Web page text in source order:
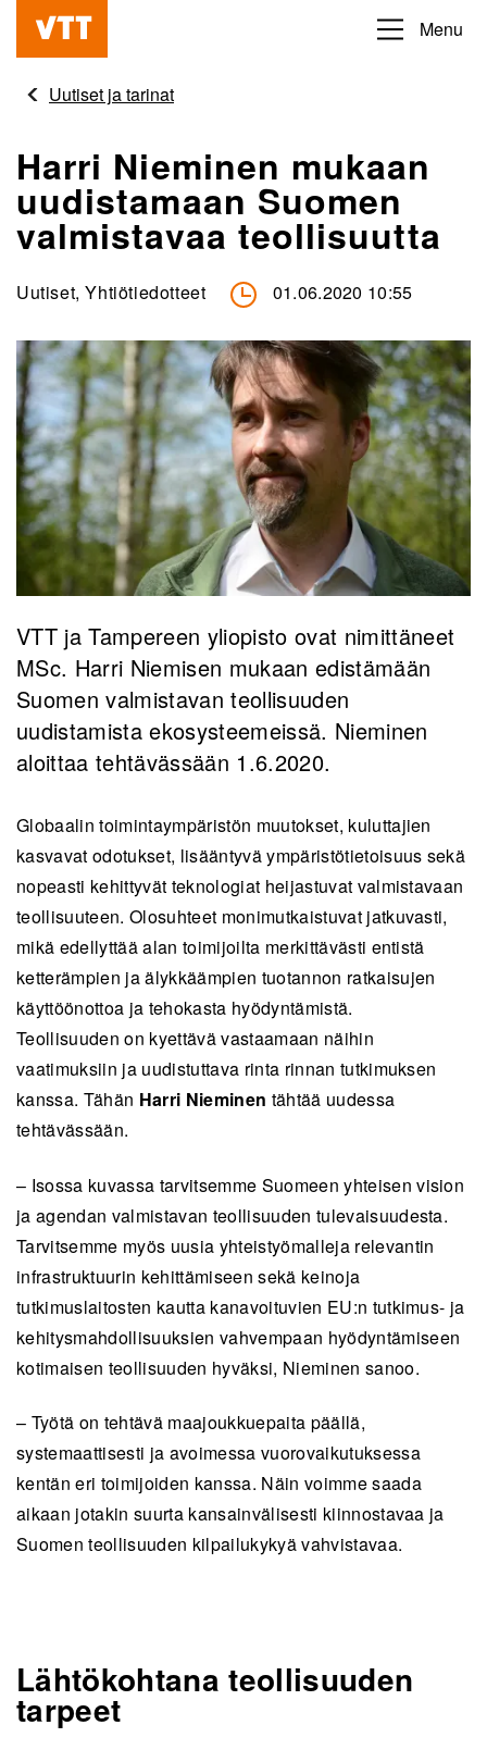
Hyppää
pääsisältöön
Beyond
obvious
Menu
Uutiset ja tarinat
Harri Nieminen mukaan
uudistamaan Suomen
valmistavaa teollisuutta
Uutiset, Yhtiötiedotteet 01.06.2020 10:55
VTT ja Tampereen yliopisto ovat nimittäneet
MSc. Harri Niemisen mukaan edistämään
Suomen valmistavan teollisuuden
uudistamista ekosysteemeissä. Nieminen
aloittaa tehtävässään 1.6.2020.
Globaalin toimintaympäristön muutokset, kuluttajien
kasvavat odotukset, lisääntyvä ympäristötietoisuus sekä
nopeasti kehittyvät teknologiat heijastuvat valmistavaan
teollisuuteen. Olosuhteet monimutkaistuvat jatkuvasti,
mikä edellyttää alan toimijoilta merkittävästi entistä
ketterämpien ja älykkäämpien tuotannon ratkaisujen
käyttöönottoa ja tehokasta hyödyntämistä.
Teollisuuden on kyettävä vastaamaan näihin
vaatimuksiin ja uudistuttava rinta rinnan tutkimuksen
kanssa. Tähän Harri Nieminen tähtää uudessa
tehtävässään.
– Isossa kuvassa tarvitsemme Suomeen yhteisen vision
ja agendan valmistavan teollisuuden tulevaisuudesta.
Tarvitsemme myös uusia yhteistyömalleja relevantin
infrastruktuurin kehittämiseen sekä keinoja
tutkimuslaitosten kautta kanavoituvien EU:n tutkimus- ja
kehitysmahdollisuuksien vahvempaan hyödyntämiseen
kotimaisen teollisuuden hyväksi, Nieminen sanoo.
– Työtä on tehtävä maajoukkuepaita päällä,
systemaattisesti ja avoimessa vuorovaikutuksessa
kentän eri toimijoiden kanssa. Näin voimme saada
aikaan jotakin suurta kansainvälisesti kiinnostavaa ja
Suomen teollisuuden kilpailukykyä vahvistavaa.
Lähtökohtana teollisuuden
tarpeet